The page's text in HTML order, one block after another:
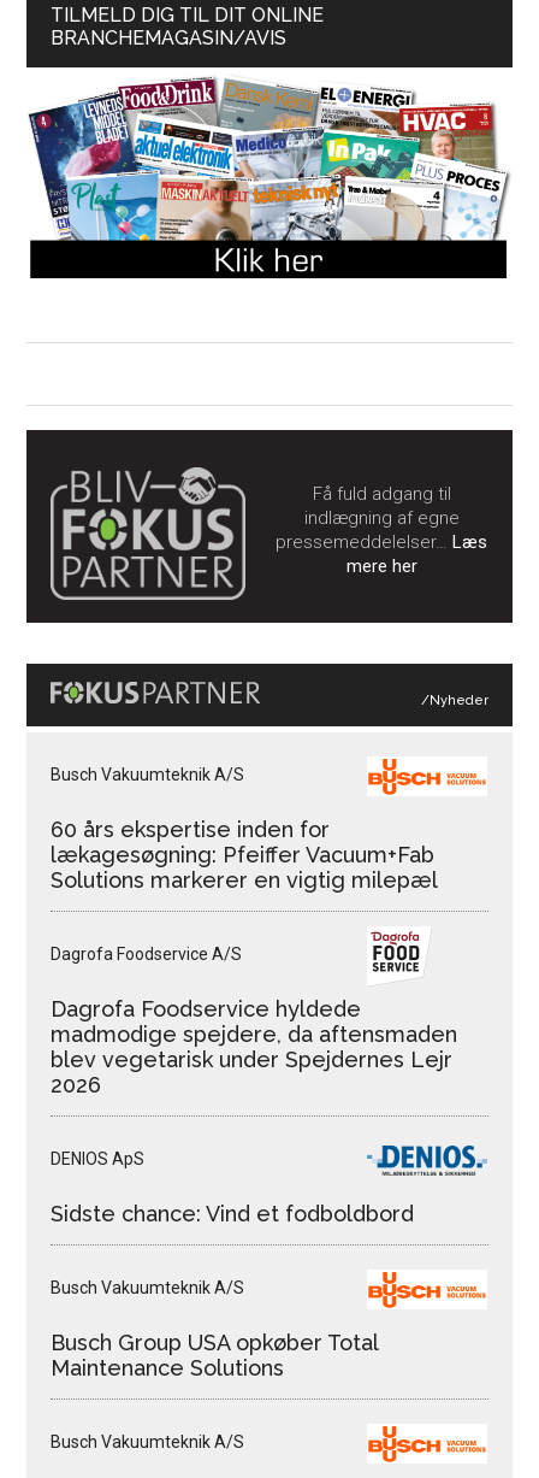
TILMELD DIG TIL DIT ONLINE
BRANCHEMAGASIN/AVIS
Få fuld adgang til
indlægning af egne
pressemeddelelser…Læs
mere her
/Nyheder
Busch Vakuumteknik A/S
60 års ekspertise inden for
lækagesøgning: Pfeiffer Vacuum+Fab
Solutions markerer en vigtig milepæl
Dagrofa Foodservice A/S
Dagrofa Foodservice hyldede
madmodige spejdere, da aftensmaden
blev vegetarisk under Spejdernes Lejr
2026
DENIOS ApS
Sidste chance: Vind et fodboldbord
Busch Vakuumteknik A/S
Busch Group USA opkøber Total
Maintenance Solutions
Busch Vakuumteknik A/S